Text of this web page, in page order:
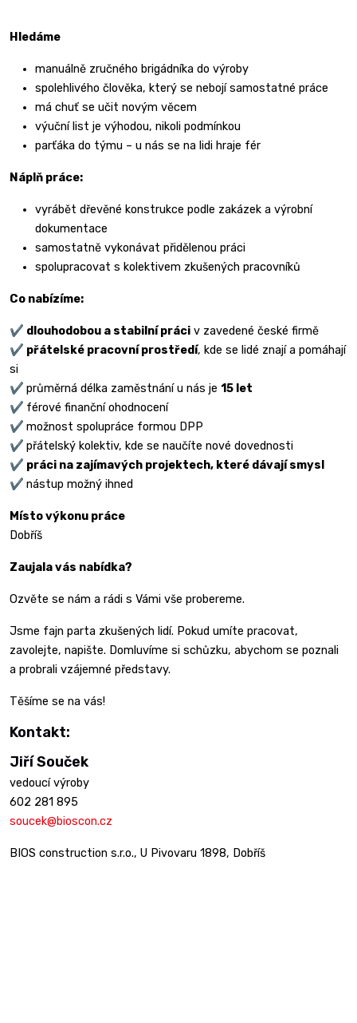
Hledáme
manuálně zručného brigádníka do výroby
spolehlivého člověka, který se nebojí samostatné práce
má chuť se učit novým věcem
výuční list je výhodou, nikoli podmínkou
parťáka do týmu – u nás se na lidi hraje fér
Náplň práce:
vyrábět dřevěné konstrukce podle zakázek a výrobní
dokumentace
samostatně vykonávat přidělenou práci
spolupracovat s kolektivem zkušených pracovníků
Co nabízíme:
✔️ dlouhodobou a stabilní práci v zavedené české firmě
✔️ přátelské pracovní prostředí, kde se lidé znají a pomáhají
si
✔️ průměrná délka zaměstnání u nás je 15 let
✔️ férové finanční ohodnocení
✔️ možnost spolupráce formou DPP
✔️ přátelský kolektiv, kde se naučíte nové dovednosti
✔️ práci na zajímavých projektech, které dávají smysl
✔️ nástup možný ihned
Místo výkonu práce
Dobříš
Zaujala vás nabídka?
Ozvěte se nám a rádi s Vámi vše probereme.
Jsme fajn parta zkušených lidí. Pokud umíte pracovat,
zavolejte, napište. Domluvíme si schůzku, abychom se poznali
a probrali vzájemné představy.
Těšíme se na vás!
Kontakt:
Jiří Souček
vedoucí výroby
602 281 895
soucek@bioscon.cz
BIOS construction s.r.o., U Pivovaru 1898, Dobříš